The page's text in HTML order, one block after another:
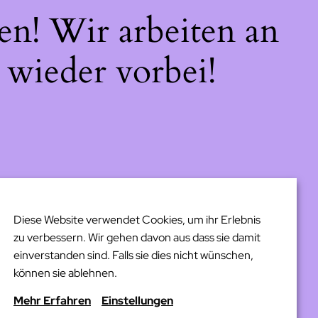
Wir arbeiten an
vorbei!
Diese Website verwendet Cookies, um ihr Erlebnis
zu verbessern. Wir gehen davon aus dass sie damit
einverstanden sind. Falls sie dies nicht wünschen,
können sie ablehnen.
Mehr Erfahren
Einstellungen